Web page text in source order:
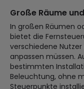
Große Räume
In großen Räumen
bietet die
verschiedene
anpassen müssen.
bestimmten
Beleuchtung, ohne
Steuerpunkte